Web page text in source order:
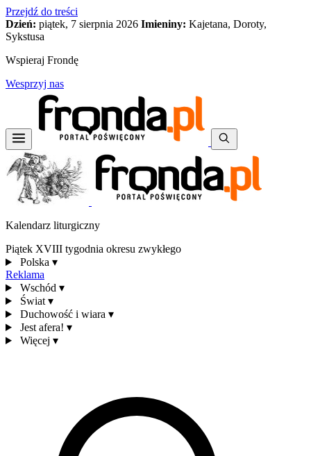
Przejdź do treści
Dzień: piątek, 7 sierpnia 2026 Imieniny: Kajetana, Doroty,
Sykstusa
Wspieraj Frondę
Wesprzyj nas
Kalendarz liturgiczny
Piątek XVIII tygodnia okresu zwykłego
Polska ▾
Reklama
Wschód ▾
Świat ▾
Duchowość i wiara ▾
Jest afera! ▾
Więcej ▾